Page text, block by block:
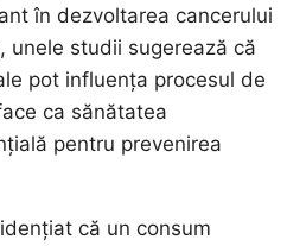
în dezvoltarea cancerului
unele studii sugerează că
pot influența procesul de
ca sănătatea
pentru prevenirea
că un consum